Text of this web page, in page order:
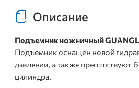
Описание
Подъемник ножничный
Подъемник оснащен новой
давлении, а также
цилиндра.